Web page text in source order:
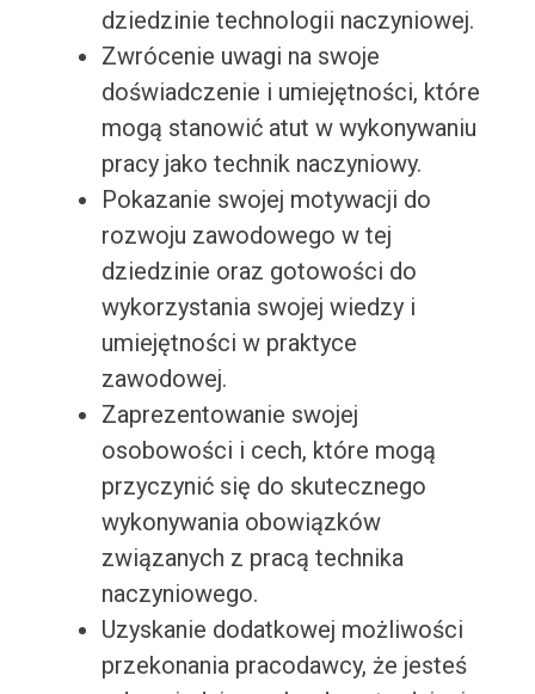
dziedzinie technologii naczyniowej.
Zwrócenie uwagi na swoje
doświadczenie i umiejętności, które
mogą stanowić atut w wykonywaniu
pracy jako technik naczyniowy.
Pokazanie swojej motywacji do
rozwoju zawodowego w tej
dziedzinie oraz gotowości do
wykorzystania swojej wiedzy i
umiejętności w praktyce
zawodowej.
Zaprezentowanie swojej
osobowości i cech, które mogą
przyczynić się do skutecznego
wykonywania obowiązków
związanych z pracą technika
naczyniowego.
Uzyskanie dodatkowej możliwości
przekonania pracodawcy, że jesteś